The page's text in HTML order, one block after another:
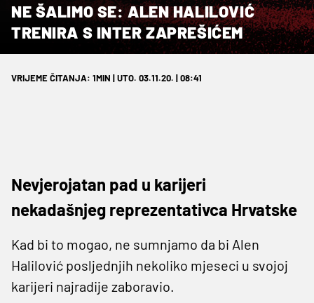
NE ŠALIMO SE: ALEN HALILOVIĆ
TRENIRA S INTER ZAPREŠIĆEM
VRIJEME ČITANJA: 1MIN | UTO. 03.11.20. | 08:41
Nevjerojatan pad u karijeri
nekadašnjeg reprezentativca Hrvatske
Kad bi to mogao, ne sumnjamo da bi Alen
Halilović posljednjih nekoliko mjeseci u svojoj
karijeri najradije zaboravio.